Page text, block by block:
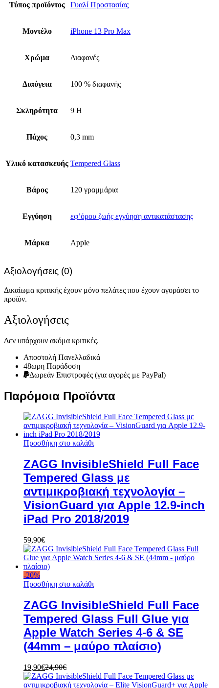
Τύπος προϊόντος Γυαλί Προστασίας
Μοντέλο iPhone 13 Pro Max
Χρώμα Διαφανές
Διαύγεια 100 % διαφανής
Σκληρότητα 9 H
Πάχος 0,3 mm
Υλικό κατασκευής Tempered Glass
Βάρος 120 γραμμάρια
Εγγύηση εφ’όρου ζωής εγγύηση αντικατάστασης
Μάρκα Apple
Αξιολογήσεις (0)
Δικαίωμα κριτικής έχουν μόνο πελάτες που έχουν αγοράσει το
προϊόν.
Αξιολογήσεις
Δεν υπάρχουν ακόμα κριτικές.
Αποστολή Πανελλαδικά
48ωρη Παράδοση
Δωρεάν Eπιστροφές (για αγορές με PayPal)
Παρόμοια Προϊόντα
Προσθήκη στο καλάθι
ZAGG InvisibleShield Full Face
Tempered Glass με
αντιμικροβιακή τεχνολογία –
VisionGuard για Apple 12.9-inch
iPad Pro 2018/2019
59,90€
-20%
Προσθήκη στο καλάθι
ZAGG InvisibleShield Full Face
Tempered Glass Full Glue για
Apple Watch Series 4-6 & SE
(44mm – μαύρο πλαίσιο)
19,90€24,90€